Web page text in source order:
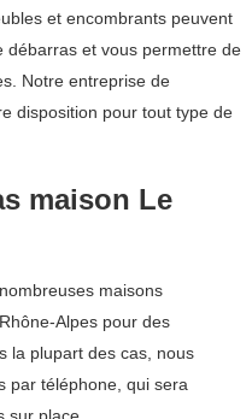
et encombrants peuvent
et vous permettre de
Notre entreprise de
disposition pour tout type de
maison Le
maisons
Alpes pour des
la plupart des cas, nous
par téléphone, qui sera